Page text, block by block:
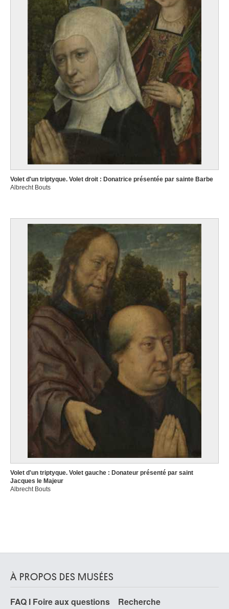
Volet d'un triptyque. Volet droit : Donatrice présentée par sainte Barbe
Albrecht Bouts
Volet d'un triptyque. Volet gauche : Donateur présenté par saint
Jacques le Majeur
Albrecht Bouts
À PROPOS DES MUSÉES
FAQ I Foire aux questions
Recherche